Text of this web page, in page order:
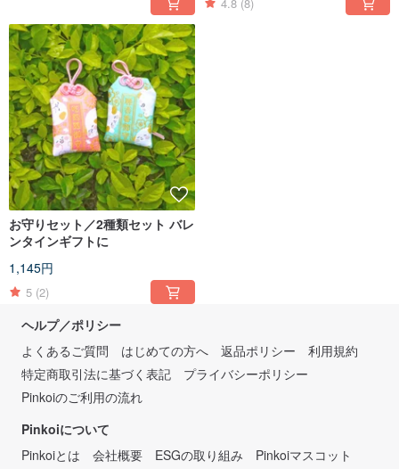
お守りセット／2種類セット バレ
ンタインギフトに
1,145円
5 (2)
ヘルプ／ポリシー
よくあるご質問
はじめての方へ 返品ポリシー
利用規約
特定商取引法に基づく表記
プライバシーポリシー
Pinkoiのご利用の流れ
Pinkoiについて
Pinkoiとは
会社概要 ESGの取り組み Pinkoiマスコット